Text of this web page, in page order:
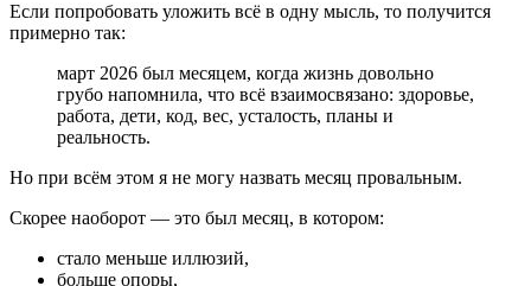
Если попробовать уложить всё в одну мысль, то получится
примерно так:
март 2026 был месяцем, когда жизнь довольно
грубо напомнила, что всё взаимосвязано: здоровье,
работа, дети, код, вес, усталость, планы и
реальность.
Но при всём этом я не могу назвать месяц провальным.
Скорее наоборот — это был месяц, в котором:
стало меньше иллюзий,
больше опоры,